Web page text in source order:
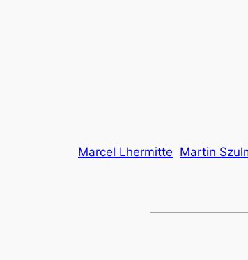
Marcel Lhermitte Martin